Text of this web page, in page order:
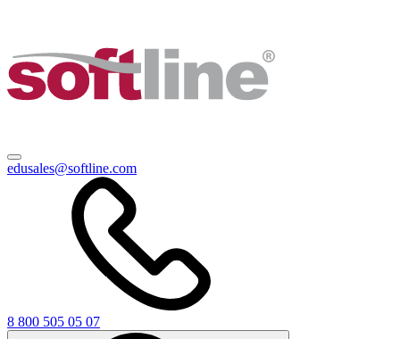
edusales@softline.com
8 800 505 05 07